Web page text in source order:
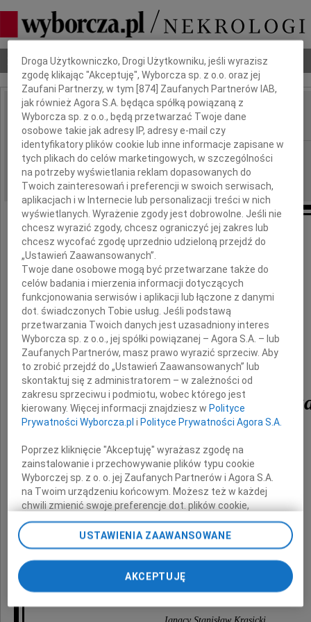
Nekrologi Odeszli Poradnik pogrzebowy
IMIĘ I NAZWISKO: Andrzej Woronowicz
REGION: Białystok
DATA EMISJI: 22.06.2013
Wyrazy głębokiego żalu i współczucia
Andrzeja
Barbarze
Dzieciom
Rafałowi, Annie i Marii
oraz
Rodzicom z Rodziną
składają
Dbamy o Twoją prywatność
Droga Użytkowniczko, Drogi Użytkowniku, jeśli wyrazisz
zgodę klikając "Akceptuję", Wyborcza sp. z o.o. oraz jej
Zaufani Partnerzy, w tym [874 ] Zaufanych Partnerów IAB,
jak również Agora S.A. będąca spółką powiązaną z
Wyborcza sp. z o.o., będą przetwarzać Twoje dane
osobowe takie jak adresy IP, adresy e-mail czy
identyfikatory plików cookie lub inne informacje zapisane w
tych plikach do celów marketingowych, w szczególności
na potrzeby wyświetlania reklam dopasowanych do
Twoich zainteresowań i preferencji w swoich serwisach,
aplikacjach i w Internecie lub personalizacji treści w nich
wyświetlanych. Wyrażenie zgody jest dobrowolne. Jeśli nie
chcesz wyrazić zgody, chcesz ograniczyć jej zakres lub
chcesz wycofać zgodę uprzednio udzieloną przejdź do
„Ustawień Zaawansowanych”.
Twoje dane osobowe mogą być przetwarzane także do
celów badania i mierzenia informacji dotyczących
funkcjonowania serwisów i aplikacji lub łączone z danymi
dot. świadczonych Tobie usług. Jeśli podstawą
przetwarzania Twoich danych jest uzasadniony interes
Wyborcza sp. z o.o., jej spółki powiązanej – Agora S.A. – lub
Zaufanych Partnerów, masz prawo wyrazić sprzeciw. Aby
to zrobić przejdź do „Ustawień Zaawansowanych” lub
skontaktuj się z administratorem – w zależności od
zakresu sprzeciwu i podmiotu, wobec którego jest
kierowany. Więcej informacji znajdziesz w Polityce
Prywatności Wyborcza.pl i Polityce Prywatności Agora S.A.
Poprzez kliknięcie "Akceptuję" wyrażasz zgodę na
zainstalowanie i przechowywanie plików typu cookie
Wyborczej sp. z o. o. jej Zaufanych Partnerów i Agora S.A.
na Twoim urządzeniu końcowym. Możesz też w każdej
chwili zmienić swoje preferencje dot. plików cookie,
ponownie wywołując narzędzie do zarządzania Twoimi
preferencjami dot. przetwarzania danych poprzez
odnośnik „Ustawienia prywatności” w stopce serwisu i
przechodząc do sekcji „Ustawienia zaawansowane”.
Zmiana ustawień plików cookie możliwa jest także za
pomocą ustawień przeglądarki.
My, nasi Zaufani Partnerzy i Agora S.A. możemy
USTAWIENIA ZAAWANSOWANE
AKCEPTUJĘ